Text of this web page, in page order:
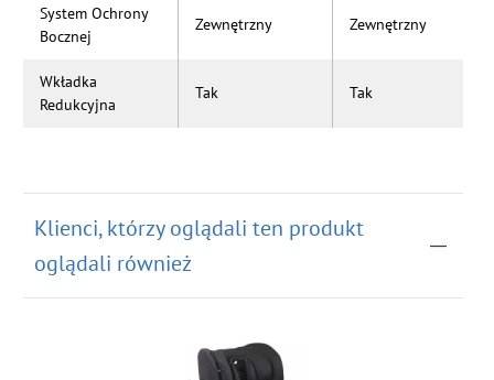
System Ochrony
Bocznej
Zewnętrzny Zewnętrzny
Wkładka
Redukcyjna
Tak Tak
Klienci, którzy oglądali ten produkt
oglądali również